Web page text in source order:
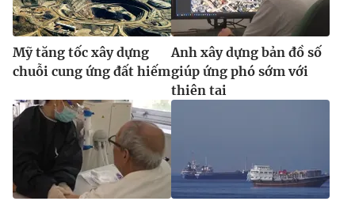
Mỹ tăng tốc xây dựng
chuỗi cung ứng đất hiếm
Anh xây dựng bản đồ số
giúp ứng phó sớm với
thiên tai